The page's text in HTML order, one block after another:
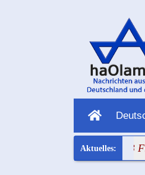
Action nimmt 33 Firmen